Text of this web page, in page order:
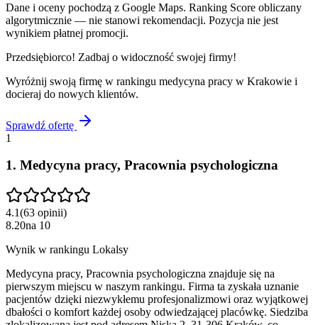
Dane i oceny pochodzą z Google Maps. Ranking Score obliczany
algorytmicznie — nie stanowi rekomendacji. Pozycja nie jest
wynikiem płatnej promocji.
Przedsiębiorco! Zadbaj o widoczność swojej firmy!
Wyróżnij swoją firmę w rankingu medycyna pracy w Krakowie i
docieraj do nowych klientów.
Sprawdź ofertę
1
1. Medycyna pracy, Pracownia psychologiczna
4.1(63 opinii)
8.20na 10
Wynik w rankingu Lokalsy
Medycyna pracy, Pracownia psychologiczna znajduje się na
pierwszym miejscu w naszym rankingu. Firma ta zyskała uznanie
pacjentów dzięki niezwykłemu profesjonalizmowi oraz wyjątkowej
dbałości o komfort każdej osoby odwiedzającej placówkę. Siedziba